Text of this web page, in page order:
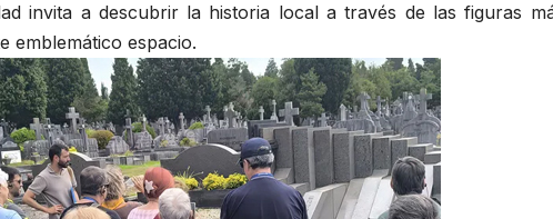
invita a descubrir la historia local a través de las figuras
emblemático espacio.